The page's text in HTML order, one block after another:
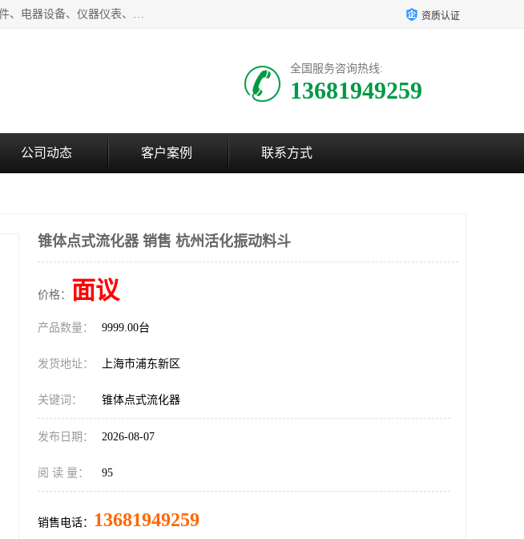
上海拜肯机械设备有限公司成立于2008年，注册地位于上海市浦东新区。经营范围包括机械设备及配件、电器设备、仪器仪表、化工原料及产品、软件及辅助设备，机械设备及配件的制造、加工等；主要产品有：气力输送，小袋倒袋站，吨袋倒袋站，倒桶机，集装箱卸料系统，Z型斗式输送机，螺旋输送机，管链输送机，真空上料机，流化器，配混料系统，软管等。 资质认证
全国服务咨询热线:
13681949259
公司动态 客户案例 联系方式
锥体点式流化器 销售 杭州活化振动料斗
价格： 面议
产品数量： 9999.00台
发货地址： 上海市浦东新区
关键词： 锥体点式流化器
发布日期： 2026-08-07
阅 读 量： 95
销售电话： 13681949259